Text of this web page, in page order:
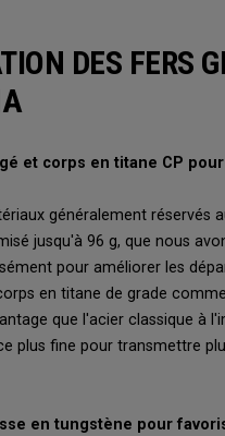
DES FERS
et corps en titane CP
généralement réservés
jusqu'à 96 g, que nous
pour améliorer les
en titane de grade
que l'acier classique à
plus fine pour transmettre
en tungstène pour